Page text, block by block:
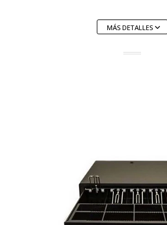
MÁS DETALLES